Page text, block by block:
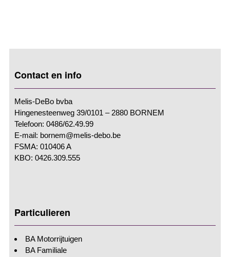
Contact en info
Melis-DeBo bvba
Hingenesteenweg 39/0101 – 2880 BORNEM
Telefoon: 0486/62.49.99
E-mail: bornem@melis-debo.be
FSMA: 010406 A
KBO: 0426.309.555
Particulieren
BA Motorrijtuigen
BA Familiale